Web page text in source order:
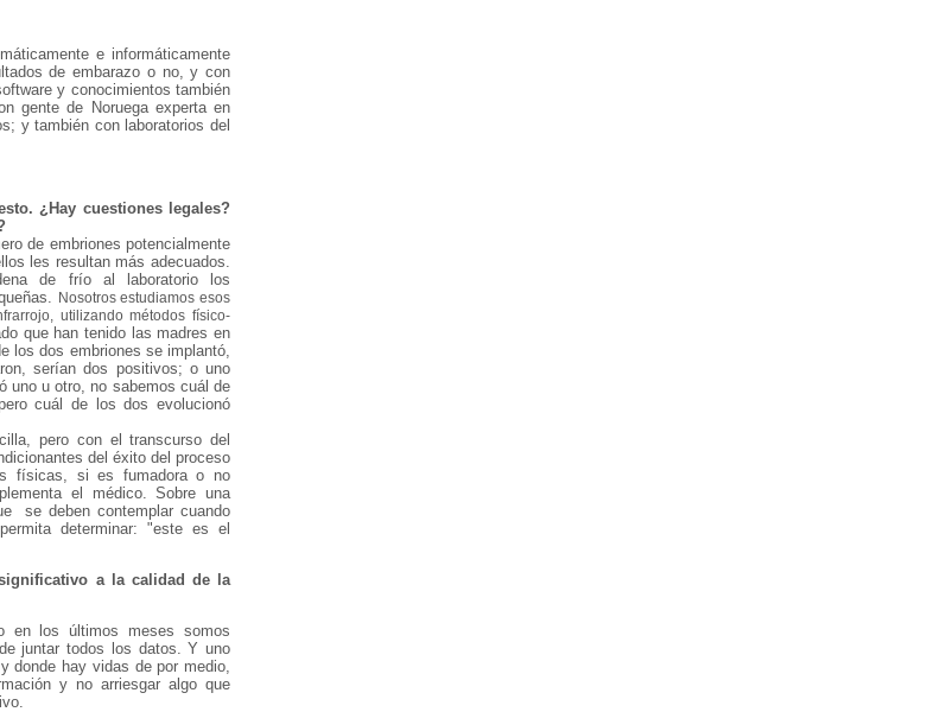
e informáticamente
de embarazo o no, y con
y conocimientos también
gente de Noruega experta en
y también con laboratorios del
¿Hay cuestiones legales?
de embriones potencialmente
les resultan más adecuados.
de frío al laboratorio los
Nosotros estudiamos esos
utilizando métodos físico-
que han tenido las madres en
los dos embriones se implantó,
serían dos positivos; o uno
uno u otro, no sabemos cuál de
cuál de los dos evolucionó
pero con el transcurso del
del éxito del proceso
físicas, si es fumadora o no
el médico. Sobre una
se deben contemplar cuando
determinar: "este es el
a la calidad de la
en los últimos meses somos
juntar todos los datos. Y uno
donde hay vidas de por medio,
y no arriesgar algo que